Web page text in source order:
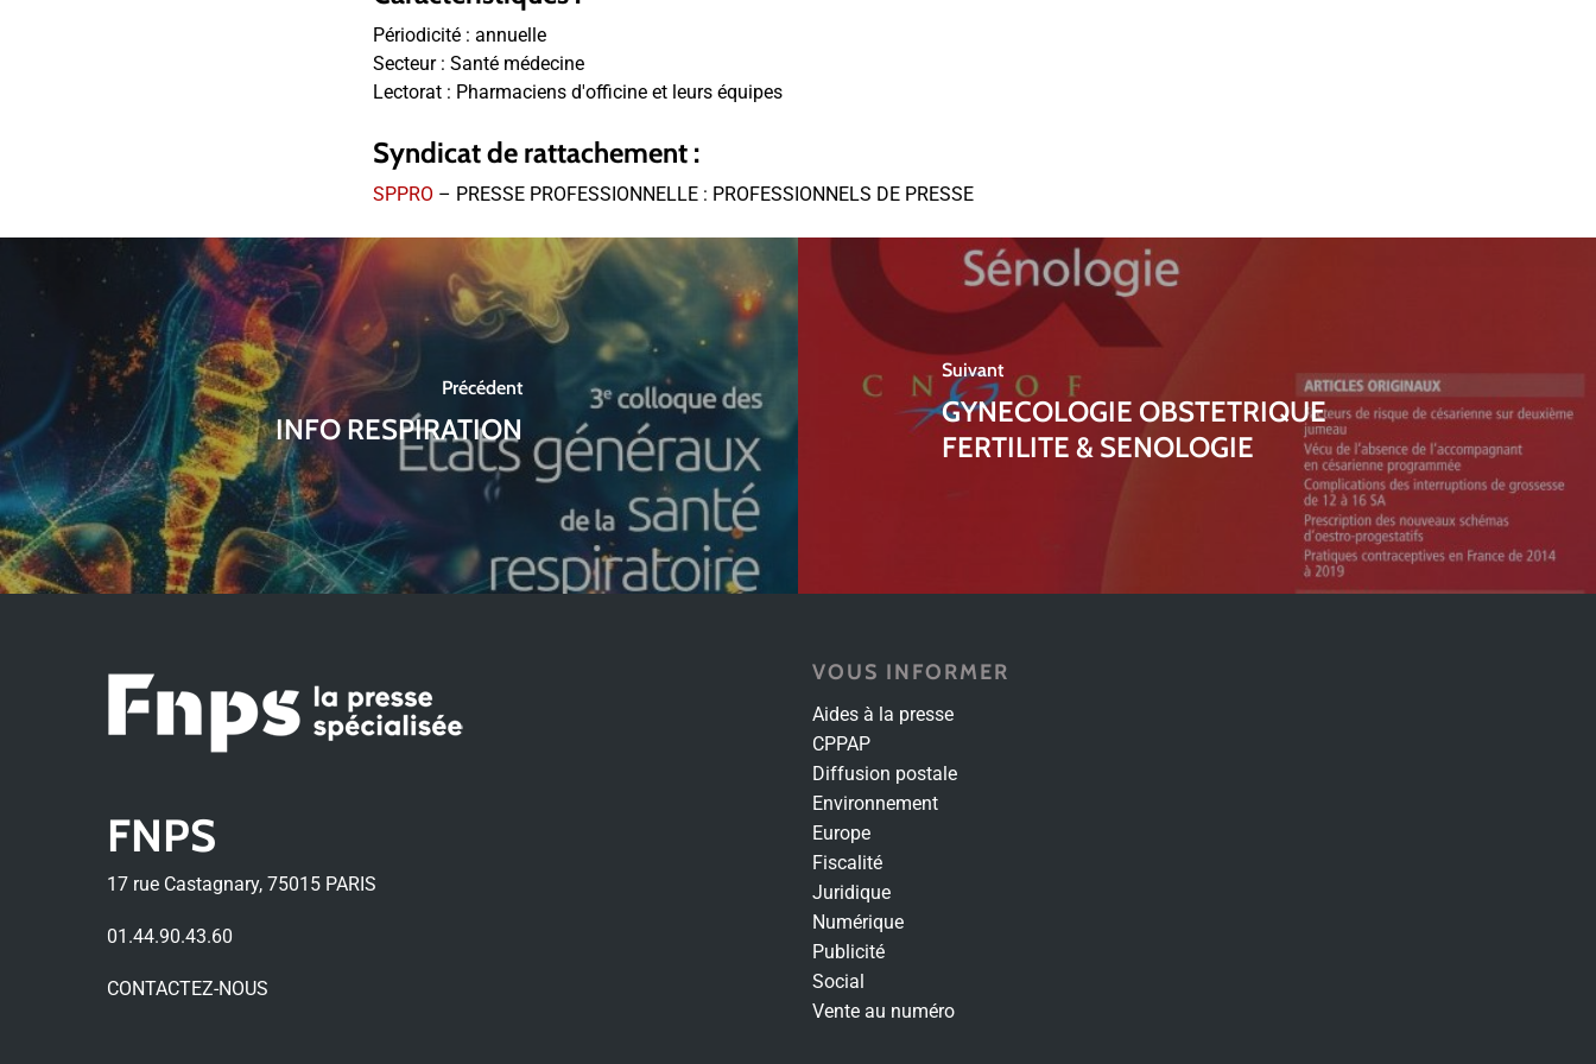
Périodicité :annuelle
Secteur :Santé médecine
Lectorat : Pharmaciens d'officine et leurs équipes
Syndicat de rattachement :
SPPRO – PRESSE PROFESSIONNELLE : PROFESSIONNELS DE PRESSE
Précédent
INFO RESPIRATION
Suivant
GYNECOLOGIE OBSTETRIQUE
FERTILITE & SENOLOGIE
FNPS
17 rue Castagnary, 75015 PARIS
01.44.90.43.60
CONTACTEZ-NOUS
VOUS INFORMER
Aides à la presse
CPPAP
Diffusion postale
Environnement
Europe
Fiscalité
Juridique
Numérique
Publicité
Social
Vente au numéro